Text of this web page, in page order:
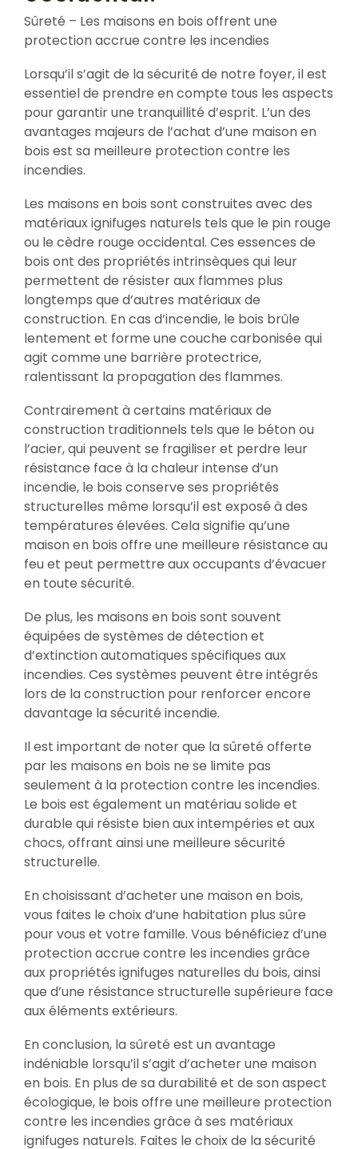
Sûreté – Les maisons en bois offrent une
protection accrue contre les incendies
Lorsqu’il s’agit de la sécurité de notre foyer, il est
essentiel de prendre en compte tous les aspects
pour garantir une tranquillité d’esprit. L’un des
avantages majeurs de l’achat d’une maison en
bois est sa meilleure protection contre les
incendies.
Les maisons en bois sont construites avec des
matériaux ignifuges naturels tels que le pin rouge
ou le cèdre rouge occidental. Ces essences de
bois ont des propriétés intrinsèques qui leur
permettent de résister aux flammes plus
longtemps que d’autres matériaux de
construction. En cas d’incendie, le bois brûle
lentement et forme une couche carbonisée qui
agit comme une barrière protectrice,
ralentissant la propagation des flammes.
Contrairement à certains matériaux de
construction traditionnels tels que le béton ou
l’acier, qui peuvent se fragiliser et perdre leur
résistance face à la chaleur intense d’un
incendie, le bois conserve ses propriétés
structurelles même lorsqu’il est exposé à des
températures élevées. Cela signifie qu’une
maison en bois offre une meilleure résistance au
feu et peut permettre aux occupants d’évacuer
en toute sécurité.
De plus, les maisons en bois sont souvent
équipées de systèmes de détection et
d’extinction automatiques spécifiques aux
incendies. Ces systèmes peuvent être intégrés
lors de la construction pour renforcer encore
davantage la sécurité incendie.
Il est important de noter que la sûreté offerte
par les maisons en bois ne se limite pas
seulement à la protection contre les incendies.
Le bois est également un matériau solide et
durable qui résiste bien aux intempéries et aux
chocs, offrant ainsi une meilleure sécurité
structurelle.
En choisissant d’acheter une maison en bois,
vous faites le choix d’une habitation plus sûre
pour vous et votre famille. Vous bénéficiez d’une
protection accrue contre les incendies grâce
aux propriétés ignifuges naturelles du bois, ainsi
que d’une résistance structurelle supérieure face
aux éléments extérieurs.
En conclusion, la sûreté est un avantage
indéniable lorsqu’il s’agit d’acheter une maison
en bois. En plus de sa durabilité et de son aspect
écologique, le bois offre une meilleure protection
contre les incendies grâce à ses matériaux
ignifuges naturels. Faites le choix de la sécurité